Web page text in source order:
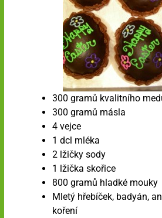
300 gramů kvalitního
300 gramů másla
4 vejce
1 dcl mléka
2 lžičky sody
1 lžička skořice
800 gramů hladké mouky
Mletý hřebíček, badyán,
koření